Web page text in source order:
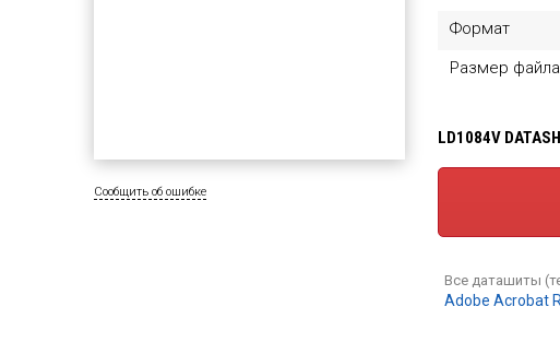
Сообщить об ошибке
Формат
Размер файла
LD1084V
Все даташиты
Adobe Acrobat